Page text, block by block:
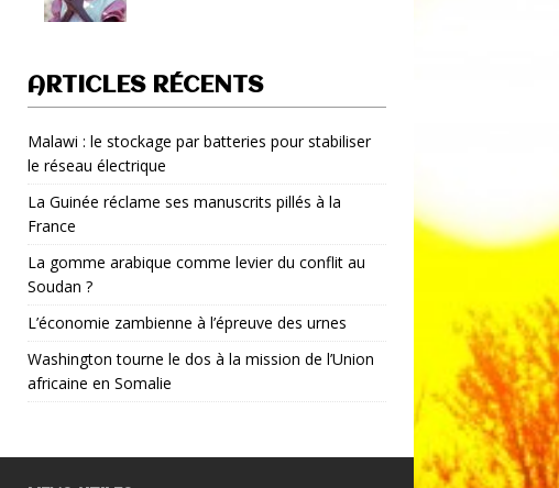
ARTICLES RÉCENTS
Malawi : le stockage par batteries pour stabiliser
le réseau électrique
La Guinée réclame ses manuscrits pillés à la
France
La gomme arabique comme levier du conflit au
Soudan ?
L’économie zambienne à l’épreuve des urnes
Washington tourne le dos à la mission de l’Union
africaine en Somalie